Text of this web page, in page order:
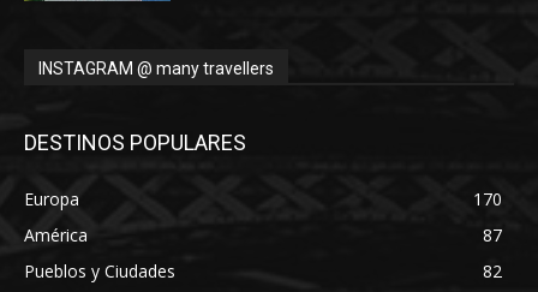
INSTAGRAM @ many travellers
DESTINOS POPULARES
Europa
170
América
87
Pueblos y Ciudades
82